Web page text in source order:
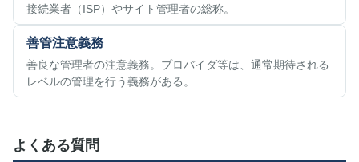
接続業者（ISP）やサイト管理者の総称。
善管注意義務
善良な管理者の注意義務。プロバイダ等は、通常期待される
レベルの管理を行う義務がある。
よくある質問